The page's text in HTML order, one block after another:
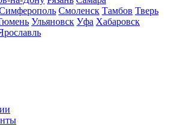
Смоленск Тамбов Тверь
Ульяновск Уфа Хабаровск